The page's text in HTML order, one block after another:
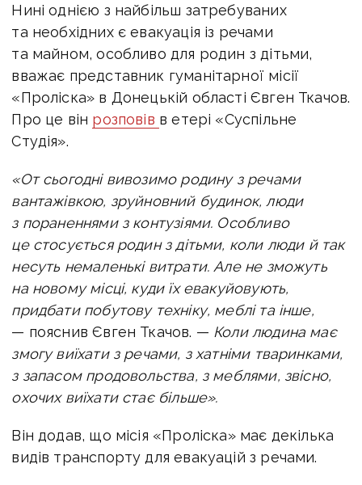
Нині однією з найбільш затребуваних
та необхідних є евакуація із речами
та майном, особливо для родин з дітьми,
вважає представник гуманітарної місії
«Проліска» в Донецькій області Євген Ткачов.
Про це він розповів в етері «Суспільне
Студія».
«От сьогодні вивозимо родину з речами
вантажівкою, зруйновний будинок, люди
з пораненнями з контузіями. Особливо
це стосується родин з дітьми, коли люди й так
несуть немаленькі витрати. Але не зможуть
на новому місці, куди їх евакуйовують,
придбати побутову техніку, меблі та інше,
— пояснив Євген Ткачов. — Коли людина має
змогу виїхати з речами, з хатніми тваринками,
з запасом продовольства, з меблями, звісно,
охочих виїхати стає більше».
Він додав, що місія «Проліска» має декілька
видів транспорту для евакуацій з речами.